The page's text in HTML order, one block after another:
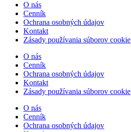
O nás
Cenník
Ochrana osobných údajov
Kontakt
Zásady používania súborov cookie
O nás
Cenník
Ochrana osobných údajov
Kontakt
Zásady používania súborov cookie
O nás
Cenník
Ochrana osobných údajov